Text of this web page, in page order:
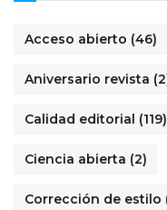
Acceso abierto (46)
Aniversario revista
Calidad editorial (119)
Ciencia abierta (2)
Corrección de estilo